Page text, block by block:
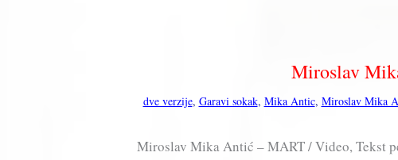
Miroslav
dve verzije, Garavi sokak, Mika Antic, Miroslav Mika
Miroslav Mika Antić – MART / Video, Tekst